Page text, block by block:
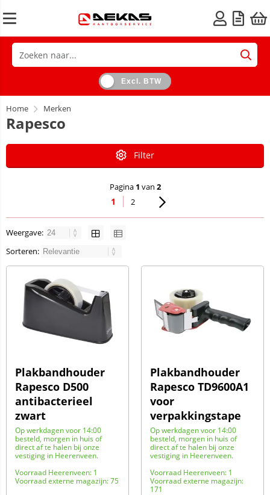
Excl. BTW
Home Merken
Rapesco
Filter
Pagina 1 van 2
1 2
Weergave:
Sorteren:
Plakbandhouder
Rapesco D500
antibacterieel
zwart
Op werkdagen voor 14:00
besteld, morgen in huis of
direct af te halen bij onze
vestiging in Heerenveen.
Voorraad Heerenveen: 1
Voorraad externe magazijn: 75
Plakbandhouder
Rapesco TD9600A1
voor
verpakkingstape
Op werkdagen voor 14:00
besteld, morgen in huis of
direct af te halen bij onze
vestiging in Heerenveen.
Voorraad Heerenveen: 1
Voorraad externe magazijn:
171